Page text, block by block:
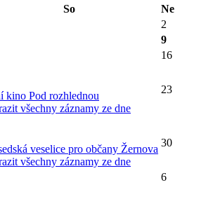
So
Ne
2
9
16
kino Pod rozhlednou
všechny záznamy ze dne
23
veselice pro občany Žernova
všechny záznamy ze dne
30
6